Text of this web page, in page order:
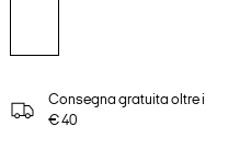
Consegna gratuita oltre i
€ 40